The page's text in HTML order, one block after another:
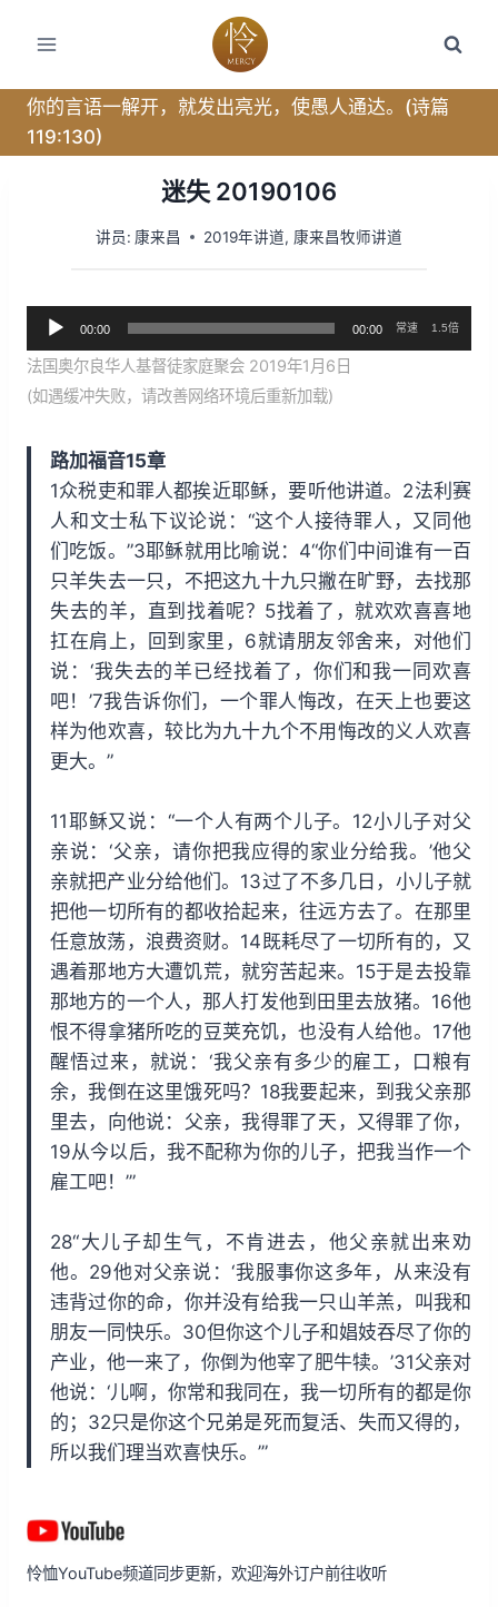
你的言语一解开，就发出亮光，使愚人通达。(诗篇
119:130)
迷失 20190106
讲员: 康来昌 2019年讲道, 康来昌牧师讲道
频
播
放
00:00 00:00 常速 1.5倍
法国奥尔良华人基督徒家庭聚会 2019年1月6日
(如遇缓冲失败，请改善网络环境后重新加载)
路加福音15章
1众税吏和罪人都挨近耶稣，要听他讲道。2法利赛
人和文士私下议论说：“这个人接待罪人，又同他
们吃饭。”3耶稣就用比喻说：4“你们中间谁有一百
只羊失去一只，不把这九十九只撇在旷野，去找那
失去的羊，直到找着呢？5找着了，就欢欢喜喜地
扛在肩上，回到家里，6就请朋友邻舍来，对他们
说：‘我失去的羊已经找着了，你们和我一同欢喜
吧！’7我告诉你们，一个罪人悔改，在天上也要这
样为他欢喜，较比为九十九个不用悔改的义人欢喜
更大。”
11耶稣又说：“一个人有两个儿子。12小儿子对父
亲说：‘父亲，请你把我应得的家业分给我。’他父
亲就把产业分给他们。13过了不多几日，小儿子就
把他一切所有的都收拾起来，往远方去了。在那里
任意放荡，浪费资财。14既耗尽了一切所有的，又
遇着那地方大遭饥荒，就穷苦起来。15于是去投靠
那地方的一个人，那人打发他到田里去放猪。16他
恨不得拿猪所吃的豆荚充饥，也没有人给他。17他
醒悟过来，就说：‘我父亲有多少的雇工，口粮有
余，我倒在这里饿死吗？18我要起来，到我父亲那
里去，向他说：父亲，我得罪了天，又得罪了你，
19从今以后，我不配称为你的儿子，把我当作一个
雇工吧！’”
28“大儿子却生气，不肯进去，他父亲就出来劝
他。29他对父亲说：‘我服事你这多年，从来没有
违背过你的命，你并没有给我一只山羊羔，叫我和
朋友一同快乐。30但你这个儿子和娼妓吞尽了你的
产业，他一来了，你倒为他宰了肥牛犊。’31父亲对
他说：‘儿啊，你常和我同在，我一切所有的都是你
的；32只是你这个兄弟是死而复活、失而又得的，
所以我们理当欢喜快乐。’”
怜恤YouTube频道同步更新，欢迎海外订户前往收听